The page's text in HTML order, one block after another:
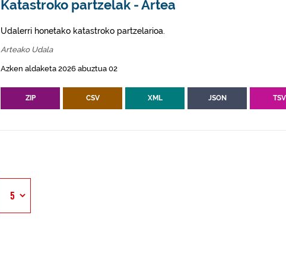
Katastroko partzelak - Artea
Udalerri honetako katastroko partzelarioa.
Arteako Udala
Azken aldaketa 2026 abuztua 02
ZIP CSV XML JSON TSV